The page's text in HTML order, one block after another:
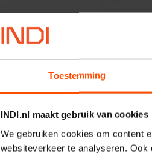
Toestemming
INDI.nl maakt gebruik van cookies
We gebruiken cookies om content
websiteverkeer te analyseren.
Onlangs